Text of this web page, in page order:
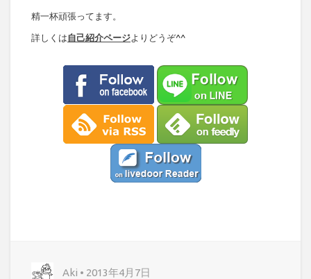
精一杯頑張ってます。
詳しくは自己紹介ページよりどうぞ^^
Aki • 2013年4月7日